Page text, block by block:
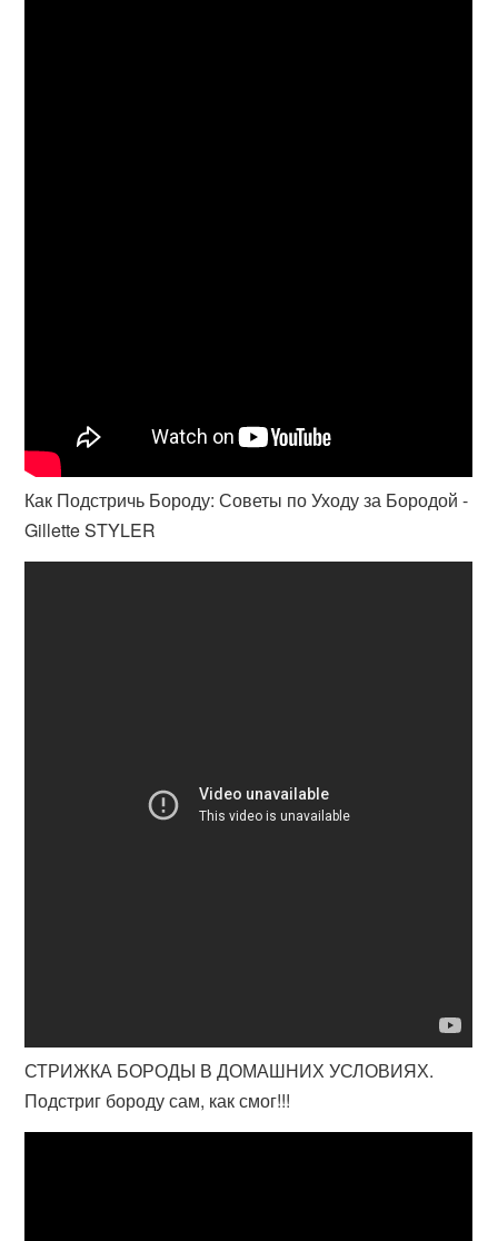
Как Подстричь Бороду: Советы по Уходу за Бородой -
Gillette STYLER
СТРИЖКА БОРОДЫ В ДОМАШНИХ УСЛОВИЯХ.
Подстриг бороду сам, как смог!!!